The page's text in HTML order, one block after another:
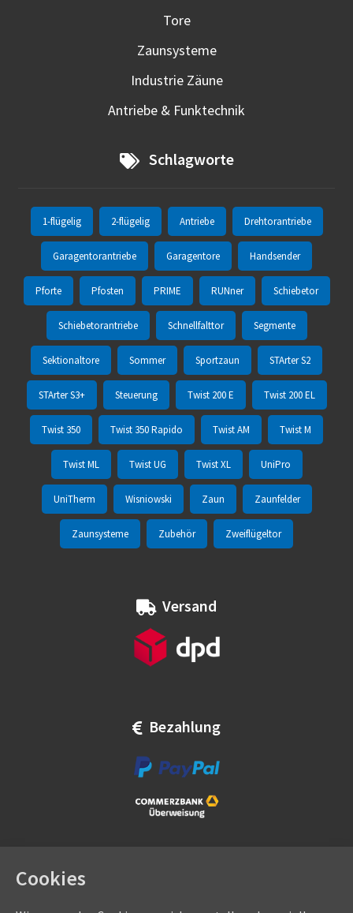
Tore
Zaunsysteme
Industrie Zäune
Antriebe & Funktechnik
Schlagworte
1-flügelig 2-flügelig Antriebe Drehtorantriebe
Garagentorantriebe Garagentore Handsender
Pforte Pfosten PRIME RUNner Schiebetor
Schiebetorantriebe Schnellfalttor Segmente
Sektionaltore Sommer Sportzaun STArter S2
STArter S3+ Steuerung Twist 200 E Twist 200 EL
Twist 350 Twist 350 Rapido Twist AM Twist M
Twist ML Twist UG Twist XL UniPro
UniTherm Wisniowski Zaun Zaunfelder
Zaunsysteme Zubehör Zweiflügeltor
Versand
Bezahlung
Cookies